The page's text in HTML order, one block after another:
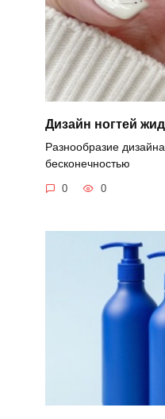
Дизайн ногтей
Разнообразие
бесконечностью
0 0